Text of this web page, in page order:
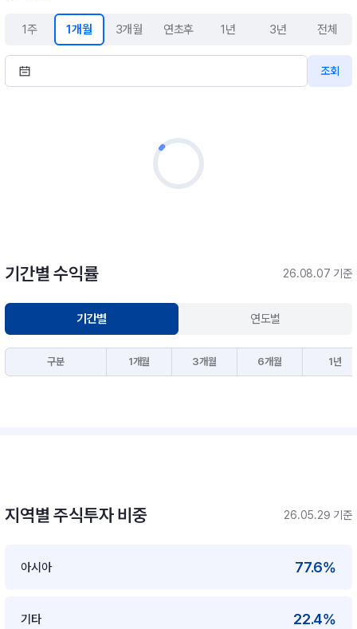
1주 1개월 3개월 연초후 1년 3년 전체
조회
기간별 수익률 26.08.07 기준
기간별 연도별
구분 1개월 3개월 6개월 1년
지역별 주식투자 비중 26.05.29 기준
아시아 77.6%
기타 22.4%